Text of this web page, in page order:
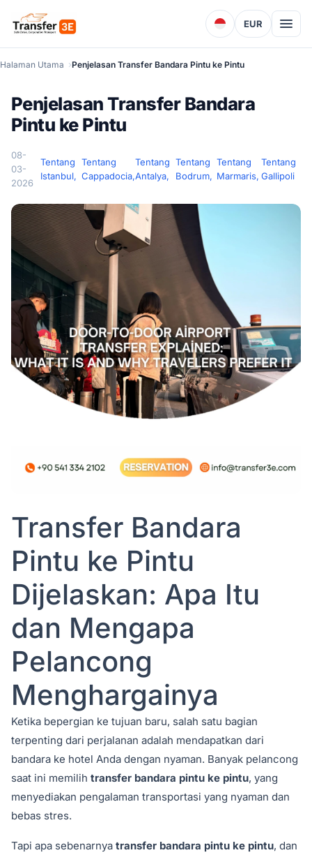
EUR
Halaman Utama Penjelasan Transfer Bandara Pintu ke Pintu
Penjelasan Transfer Bandara
Pintu ke Pintu
08-
03-
2026
Tentang
Istanbul,
Tentang
Cappadocia,
Tentang
Antalya,
Tentang
Bodrum,
Tentang
Marmaris,
Tentang
Gallipoli
Transfer Bandara
Pintu ke Pintu
Dijelaskan: Apa Itu
dan Mengapa
Pelancong
Menghargainya
Ketika bepergian ke tujuan baru, salah satu bagian
terpenting dari perjalanan adalah mendapatkan dari
bandara ke hotel Anda dengan nyaman. Banyak pelancong
saat ini memilih transfer bandara pintu ke pintu, yang
menyediakan pengalaman transportasi yang nyaman dan
bebas stres.
Tapi apa sebenarnya transfer bandara pintu ke pintu, dan